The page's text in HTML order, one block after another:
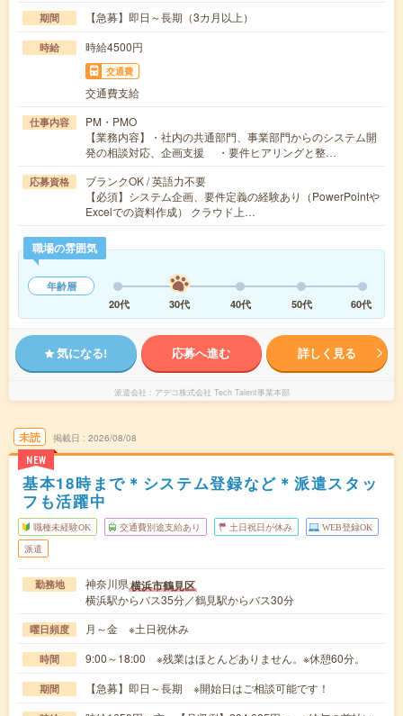
期間 【急募】即日～長期（3カ月以上）
時給 時給4500円
交通費
交通費支給
仕事内容
PM・PMO
【業務内容】・社内の共通部門、事業部門からのシステム開
発の相談対応、企画支援 ・要件ヒアリングと整…
応募資格
ブランクOK / 英語力不要
【必須】システム企画、要件定義の経験あり（PowerPointや
Excelでの資料作成） クラウド上…
職場の雰囲気
年齢層
20代
30代 40代 50代 60代
気になる! 応募へ進む 詳しく見る
派遣会社 アデコ株式会社 Tech Talent事業本部
未読
NEW
掲載日 2026/08/08
基本18時まで＊システム登録など＊派遣スタッ
フも活躍中
職種未経験OK 交通費別途支給あり 土日祝日が休み WEB登録OK
派遣
勤務地 神奈川県横浜市鶴見区
横浜駅からバス35分／鶴見駅からバス30分
曜日頻度 月～金 ※土日祝休み
時間 9:00～18:00 ※残業はほとんどありません。※休憩60分。
期間 【急募】即日～長期 ※開始日はご相談可能です！